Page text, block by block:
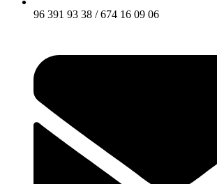
96 391 93 38 / 674 16 09 06